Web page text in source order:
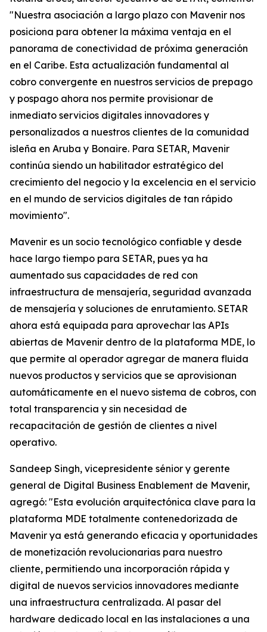
"Nuestra asociación a largo plazo con Mavenir nos
posiciona para obtener la máxima ventaja en el
panorama de conectividad de próxima generación
en el Caribe. Esta actualización fundamental al
cobro convergente en nuestros servicios de prepago
y pospago ahora nos permite provisionar de
inmediato servicios digitales innovadores y
personalizados a nuestros clientes de la comunidad
isleña en Aruba y Bonaire. Para SETAR, Mavenir
continúa siendo un habilitador estratégico del
crecimiento del negocio y la excelencia en el servicio
en el mundo de servicios digitales de tan rápido
movimiento".
Mavenir es un socio tecnológico confiable y desde
hace largo tiempo para SETAR, pues ya ha
aumentado sus capacidades de red con
infraestructura de mensajería, seguridad avanzada
de mensajería y soluciones de enrutamiento. SETAR
ahora está equipada para aprovechar las APIs
abiertas de Mavenir dentro de la plataforma MDE, lo
que permite al operador agregar de manera fluida
nuevos productos y servicios que se aprovisionan
automáticamente en el nuevo sistema de cobros, con
total transparencia y sin necesidad de
recapacitación de gestión de clientes a nivel
operativo.
Sandeep Singh, vicepresidente sénior y gerente
general de Digital Business Enablement de Mavenir,
agregó: "Esta evolución arquitectónica clave para la
plataforma MDE totalmente contenedorizada de
Mavenir ya está generando eficacia y oportunidades
de monetización revolucionarias para nuestro
cliente, permitiendo una incorporación rápida y
digital de nuevos servicios innovadores mediante
una infraestructura centralizada. Al pasar del
hardware dedicado local en las instalaciones a una